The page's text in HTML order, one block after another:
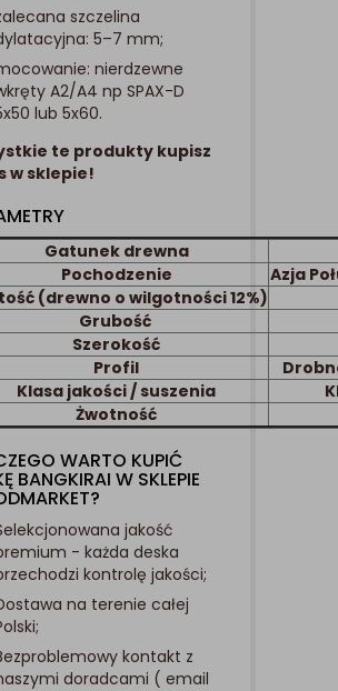
szczelina
5–7 mm;
nierdzewne
A2/A4 np SPAX-D
lub 5x60.
te produkty kupisz
w sklepie!
Gatunek drewna
Pochodzenie
Azja
(drewno o wilgotności 12%)
Grubość
Szerokość
Profil
Klasa jakości / suszenia
Żwotność
WARTO KUPIĆ
BANGKIRAI W SKLEPIE
jakość
- każda deska
kontrolę jakości;
na terenie całej
kontakt z
doradcami ( email